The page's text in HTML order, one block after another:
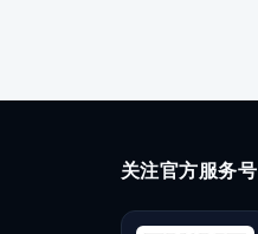
关注官方服务号